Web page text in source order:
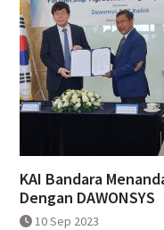
KAI Bandara
Dengan DAWONSYS
10 Sep 2023